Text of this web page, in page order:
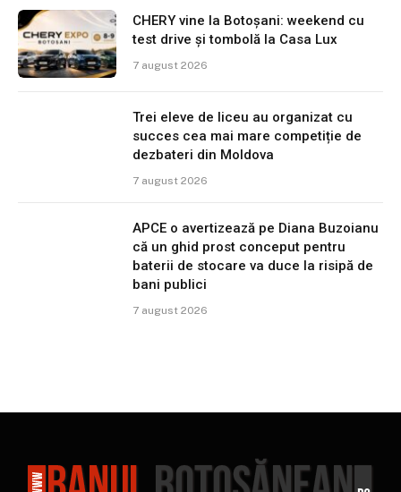
CHERY vine la Botoșani: weekend cu
test drive și tombolă la Casa Lux
7 august 2026
Trei eleve de liceu au organizat cu
succes cea mai mare competiție de
dezbateri din Moldova
7 august 2026
APCE o avertizează pe Diana Buzoianu
că un ghid prost conceput pentru
baterii de stocare va duce la risipă de
bani publici
7 august 2026